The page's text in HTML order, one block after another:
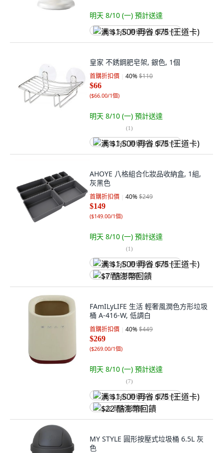
明天 8/10 (一) 預計送達
满 $1,500 再省 $75 (王道卡)
皇家 不銹鋼肥皂架, 銀色, 1個
首購折扣價 40%$110
$66
($66.00/1個)
明天 8/10 (一) 預計送達
(1)
满 $1,500 再省 $75 (王道卡)
AHOYE 八格組合化妝品收納盒, 1組,
灰黑色
首購折扣價 40%$249
$149
($149.00/1個)
明天 8/10 (一) 預計送達
(1)
满 $1,500 再省 $75 (王道卡)
$7 酷澎幣回饋
FAmILyLIFE 生活 輕奢風潤色方形垃圾
桶 A-416-W, 低調白
首購折扣價 40%$449
$269
($269.00/1個)
明天 8/10 (一) 預計送達
(7)
满 $1,500 再省 $75 (王道卡)
$22 酷澎幣回饋
MY STYLE 圓形按壓式垃圾桶 6.5L 灰
色